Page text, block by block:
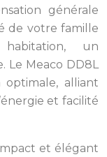
générale
de votre famille
un
Le Meaco DD8L
alliant
et facilité
et élégant